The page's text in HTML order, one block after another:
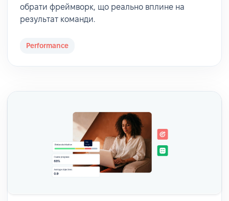
обрати фреймворк, що реально вплине на
результат команди.
Performance